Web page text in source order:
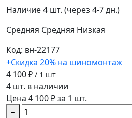
Наличие4 шт. (через 4-7 дн.)
Средняя Средняя Низкая
Код: вн-22177
+Скидка 20% на шиномонтаж
4 100 ₽ / 1 шт
4 шт. в наличии
Цена 4 100 ₽ за 1 шт.
−